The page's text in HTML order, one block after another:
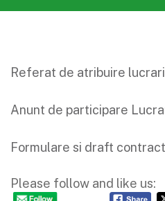
Referat de atribuire
Anunt de participare
Formulare si draft contract
Please follow and like us: